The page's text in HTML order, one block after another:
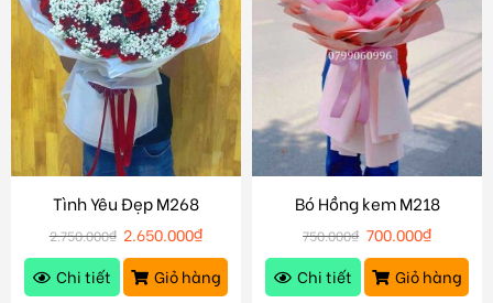
Tình Yêu Đẹp M268
2.750.000₫ 2.650.000₫
Chi tiết
Giỏ hàng
Bó Hồng kem M218
750.000₫ 700.000₫
Chi tiết
Giỏ hàng